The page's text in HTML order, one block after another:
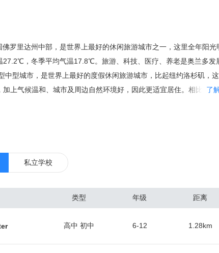
罗里达州中部，是世界上最好的休闲旅游城市之一，这里全年阳光
27.2℃，冬季平均气温17.8℃。旅游、科技、医疗、养老是奥兰多发
中型城市，是世界上最好的度假休闲旅游城市，比起纽约洛杉矶，
上气候温和、城市及周边自然环境好，因此更适宜居住。相比同在
就一年52星期不间断的租赁周期。 总体来看，奥兰多作为一个二线
的房子，集中在奥维耶多（东北）、医疗城（东南）和主题公园区（
频繁，涨幅较快的区域。根据当地房产中介协会的数据，佛罗里达
青睐，人数最多的是加拿大人占到总人数的30%，他们热爱佛州的阳
屋中位数挂牌价为17.9万美元，年涨幅2.9%，中位数成交价18.6
了
私立学校
类型 年级 距离
高中 初中 6-12 1.28km